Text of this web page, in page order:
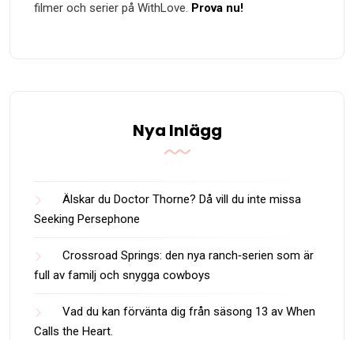
filmer och serier på WithLove. Prova nu!
Nya Inlägg
Älskar du Doctor Thorne? Då vill du inte missa
Seeking Persephone
Crossroad Springs: den nya ranch‑serien som är
full av familj och snygga cowboys
Vad du kan förvänta dig från säsong 13 av When
Calls the Heart.